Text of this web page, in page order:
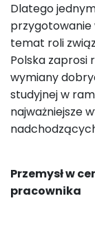
Dlatego
przygotowanie
temat roli
Polska zaprosi
wymiany
studyjnej w
najważniejsze
Przemysł w
pracownika